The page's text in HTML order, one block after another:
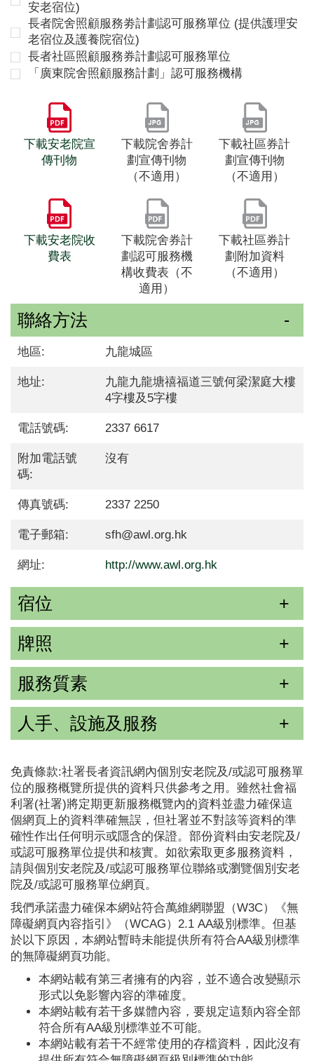
安老宿位)
長者院舍照顧服務劵計劃認可服務單位 (提供護理安
老宿位及護養院宿位)
長者社區照顧服務券計劃認可服務單位
「廣東院舍照顧服務計劃」認可服務機構
下載安老院宣
傳刊物
下載院舍券計
劃宣傳刊物
（不適用）
下載社區券計
劃宣傳刊物
（不適用）
下載安老院收
費表
下載院舍券計
劃認可服務機
構收費表（不
適用）
下載社區券計
劃附加資料
（不適用）
聯絡方法
地區: 九龍城區
地址:
九龍九龍塘禧福道三號何梁潔庭大樓
4字樓及5字樓
電話號碼: 2337 6617
附加電話號
碼:
沒有
傳真號碼: 2337 2250
電子郵箱: sfh@awl.org.hk
網址: http://www.awl.org.hk
宿位
牌照
服務質素
人手、設施及服務
免責條款:社署長者資訊網內個別安老院及/或認可服務單
位的服務概覽所提供的資料只供參考之用。雖然社會福
利署(社署)將定期更新服務概覽內的資料並盡力確保這
個網頁上的資料準確無誤，但社署並不對該等資料的準
確性作出任何明示或隱含的保證。部份資料由安老院及/
或認可服務單位提供和核實。如欲索取更多服務資料，
請與個別安老院及/或認可服務單位聯絡或瀏覽個別安老
院及/或認可服務單位網頁。
我們承諾盡力確保本網站符合萬維網聯盟（W3C）《無
障礙網頁內容指引》（WCAG）2.1 AA級別標準。但基
於以下原因，本網站暫時未能提供所有符合AA級別標準
的無障礙網頁功能。
本網站載有第三者擁有的內容，並不適合改變顯示
形式以免影響內容的準確度。
本網站載有若干多媒體內容，要規定這類內容全部
符合所有AA級別標準並不可能。
本網站載有若干不經常使用的存檔資料，因此沒有